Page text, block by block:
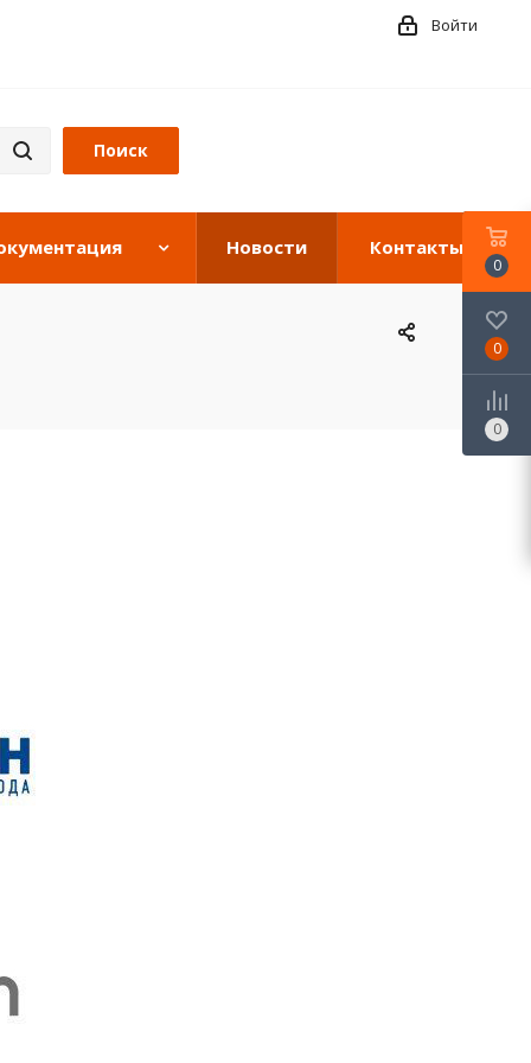
Войти
Новости Контакты
0
0
0